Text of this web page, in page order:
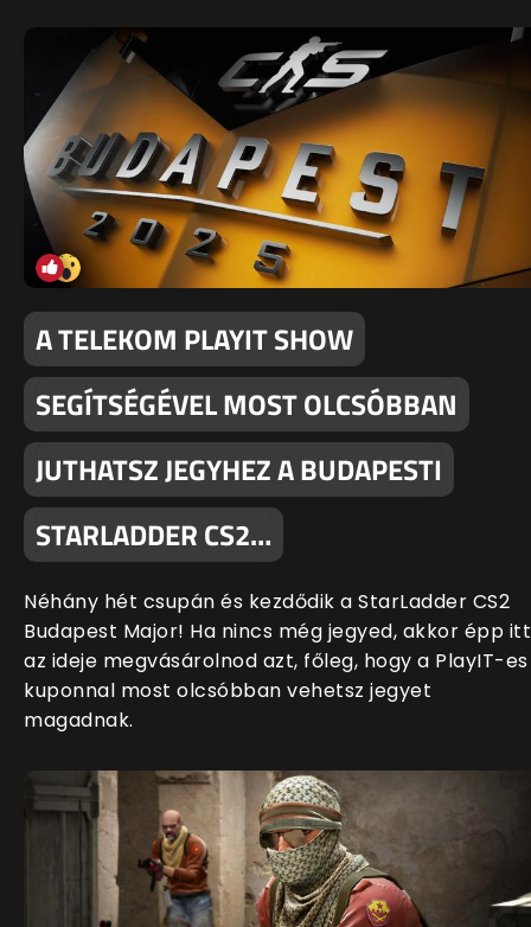
A TELEKOM PLAYIT SHOW
SEGÍTSÉGÉVEL MOST OLCSÓBBAN
JUTHATSZ JEGYHEZ A BUDAPESTI
STARLADDER CS2…
Néhány hét csupán és kezdődik a StarLadder CS2
Budapest Major! Ha nincs még jegyed, akkor épp itt
az ideje megvásárolnod azt, főleg, hogy a PlayIT-es
kuponnal most olcsóbban vehetsz jegyet
magadnak.